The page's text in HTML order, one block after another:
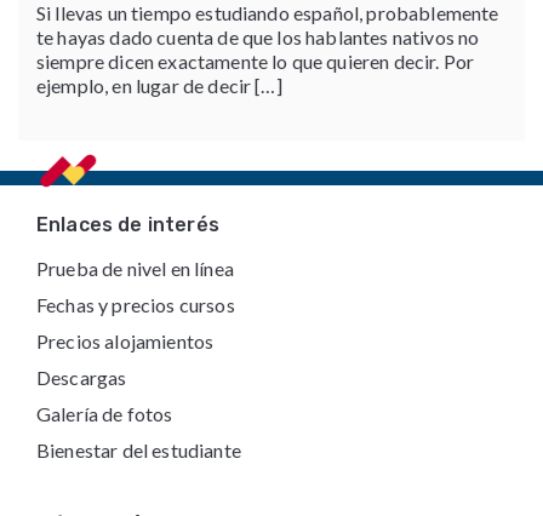
Si llevas un tiempo estudiando español, probablemente
te hayas dado cuenta de que los hablantes nativos no
siempre dicen exactamente lo que quieren decir. Por
ejemplo, en lugar de decir […]
FooterEnlaces de interés
Prueba de nivel en línea
Fechas y precios cursos
Precios alojamientos
Descargas
Galería de fotos
Bienestar del estudiante